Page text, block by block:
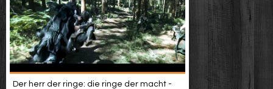
Der herr der ringe: die ringe der macht -